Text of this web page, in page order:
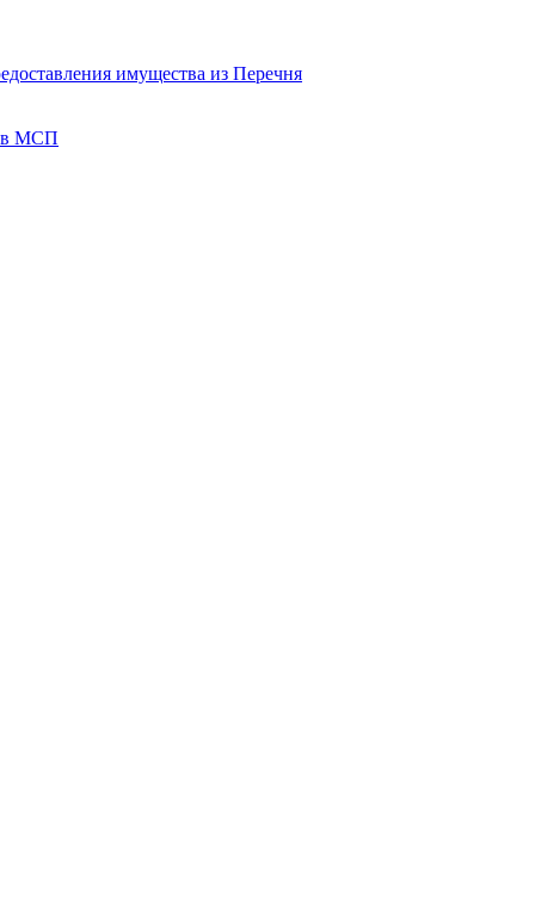
имущества из Перечня
МСП